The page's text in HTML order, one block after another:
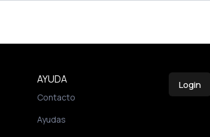
AYUDA
Contacto
Ayudas
Login